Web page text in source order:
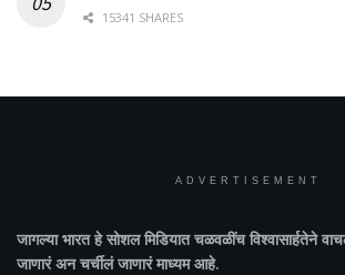
15341 SHARES
ADVERTISEMENT
जागल्या भारतहे सोशल मिडियात चळवळींच विश्वासार्हतेने
जाणारं अन चर्चीलं जाणारं माध्यम आहे.